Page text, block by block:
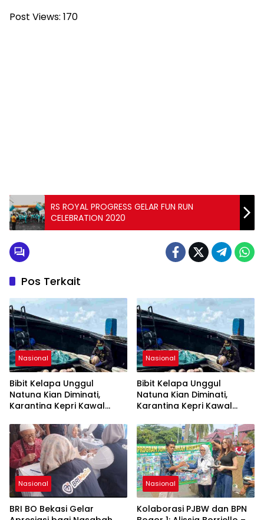
Post Views: 170
RS ROYAL PROGRESS GELAR FUN RUN
CELEBRATION 2020
Pos Terkait
Nasional
Bibit Kelapa Unggul
Natuna Kian Diminati,
Karantina Kepri Kawal
Bintan
Nasional
Bibit Kelapa Unggul
Natuna Kian Diminati,
Karantina Kepri Kawal
Bintan
Nasional
BRI BO Bekasi Gelar
Nasional
Kolaborasi PJBW dan BPN